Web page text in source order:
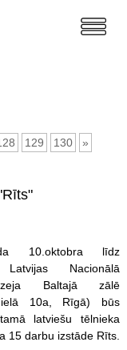
129 130 »
10.oktobra līdz
Latvijas Nacionālā
Baltajā zālē
ielā 10a, Rīgā) būs
latviešu tēlnieka
15 darbu izstāde Rīts.